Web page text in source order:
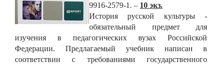
9916-2579-1. – 10 экз.
История русской культуры -
обязательный предмет для
изучения в педагогических вузах Российской
Федерации. Предлагаемый учебник написан в
соответствии с требованиями государственного